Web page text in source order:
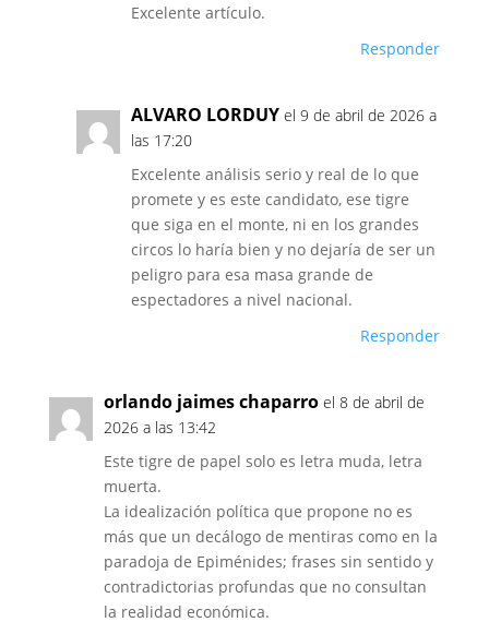
Excelente artículo.
Responder
ALVARO LORDUY el 9 de abril de 2026 a
las 17:20
Excelente análisis serio y real de lo que
promete y es este candidato, ese tigre
que siga en el monte, ni en los grandes
circos lo haría bien y no dejaría de ser un
peligro para esa masa grande de
espectadores a nivel nacional.
Responder
orlando jaimes chaparro el 8 de abril de
2026 a las 13:42
Este tigre de papel solo es letra muda, letra
muerta.
La idealización política que propone no es
más que un decálogo de mentiras como en la
paradoja de Epiménides; frases sin sentido y
contradictorias profundas que no consultan
la realidad económica.